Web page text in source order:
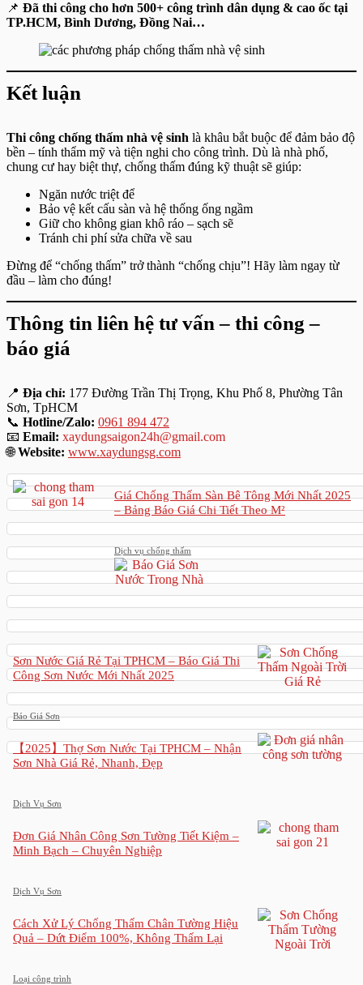
📌 Đã thi công cho hơn 500+ công trình dân dụng & cao ốc tại
TP.HCM, Bình Dương, Đồng Nai…
Kết luận
Thi công chống thấm nhà vệ sinh là khâu bắt buộc để đảm bảo độ
bền – tính thẩm mỹ và tiện nghi cho công trình. Dù là nhà phố,
chung cư hay biệt thự, chống thấm đúng kỹ thuật sẽ giúp:
Ngăn nước triệt để
Bảo vệ kết cấu sàn và hệ thống ống ngầm
Giữ cho không gian khô ráo – sạch sẽ
Tránh chi phí sửa chữa về sau
Đừng để “chống thấm” trở thành “chống chịu”! Hãy làm ngay từ
đầu – làm cho đúng!
Thông tin liên hệ tư vấn – thi công –
báo giá
📍 Địa chỉ: 177 Đường Trần Thị Trọng, Khu Phố 8, Phường Tân
Sơn, TpHCM
📞 Hotline/Zalo: 0961 894 472
📧 Email: xaydungsaigon24h@gmail.com
🌐Website: www.xaydungsg.com
Giá Chống Thấm Sàn Bê Tông Mới Nhất 2025
– Bảng Báo Giá Chi Tiết Theo M²
Dịch vụ chống thấm
Sơn Nước Giá Rẻ Tại TPHCM – Báo Giá Thi
Công Sơn Nước Mới Nhất 2025
Báo Giá Sơn
【2025】Thợ Sơn Nước Tại TPHCM – Nhận
Sơn Nhà Giá Rẻ, Nhanh, Đẹp
Dịch Vụ Sơn
Đơn Giá Nhân Công Sơn Tường Tiết Kiệm –
Minh Bạch – Chuyên Nghiệp
Dịch Vụ Sơn
Cách Xử Lý Chống Thấm Chân Tường Hiệu
Quả – Dứt Điểm 100%, Không Thấm Lại
Loại công trình